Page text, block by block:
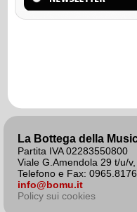
Mercoledì 22
Suono l'ukulele in
La Bottega della
Partita IVA 02283550800
Viale G.Amendola 29 t/u/
Telefono e Fax:
info@bomu.it
Policy sui cookies